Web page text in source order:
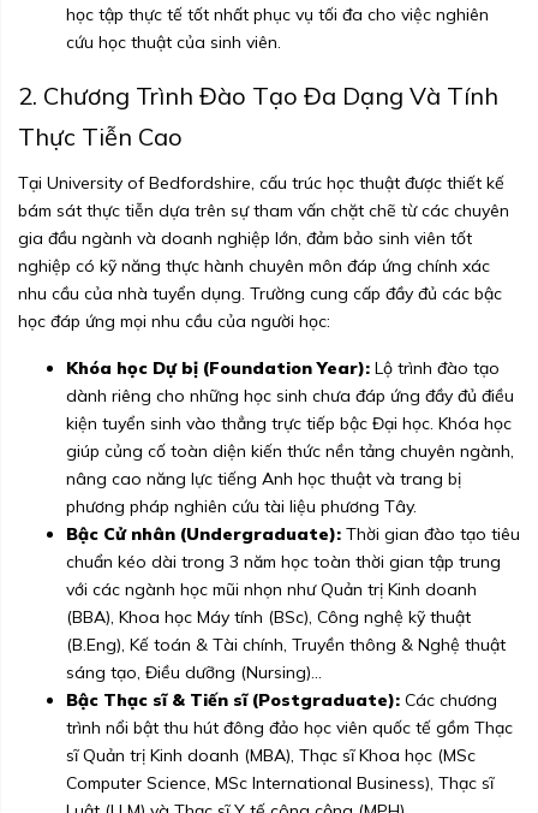
học tập thực tế tốt nhất phục vụ tối đa cho việc nghiên
cứu học thuật của sinh viên.
2. Chương Trình Đào Tạo Đa Dạng Và Tính
Thực Tiễn Cao
Tại University of Bedfordshire, cấu trúc học thuật được thiết kế
bám sát thực tiễn dựa trên sự tham vấn chặt chẽ từ các chuyên
gia đầu ngành và doanh nghiệp lớn, đảm bảo sinh viên tốt
nghiệp có kỹ năng thực hành chuyên môn đáp ứng chính xác
nhu cầu của nhà tuyển dụng. Trường cung cấp đầy đủ các bậc
học đáp ứng mọi nhu cầu của người học:
Khóa học Dự bị (Foundation Year): Lộ trình đào tạo
dành riêng cho những học sinh chưa đáp ứng đầy đủ điều
kiện tuyển sinh vào thẳng trực tiếp bậc Đại học. Khóa học
giúp củng cố toàn diện kiến thức nền tảng chuyên ngành,
nâng cao năng lực tiếng Anh học thuật và trang bị
phương pháp nghiên cứu tài liệu phương Tây.
Bậc Cử nhân (Undergraduate): Thời gian đào tạo tiêu
chuẩn kéo dài trong 3 năm học toàn thời gian tập trung
với các ngành học mũi nhọn như Quản trị Kinh doanh
(BBA), Khoa học Máy tính (BSc), Công nghệ kỹ thuật
(B.Eng), Kế toán & Tài chính, Truyền thông & Nghệ thuật
sáng tạo, Điều dưỡng (Nursing)...
Bậc Thạc sĩ & Tiến sĩ (Postgraduate): Các chương
trình nổi bật thu hút đông đảo học viên quốc tế gồm Thạc
sĩ Quản trị Kinh doanh (MBA), Thạc sĩ Khoa học (MSc
Computer Science, MSc International Business), Thạc sĩ